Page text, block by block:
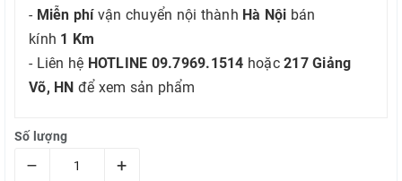
- Miễn phí vận chuyển nội thành Hà Nội bán
kính 1 Km
- Liên hệ HOTLINE 09.7969.1514 hoặc 217 Giảng
Võ, HN để xem sản phẩm
Số lượng
– +